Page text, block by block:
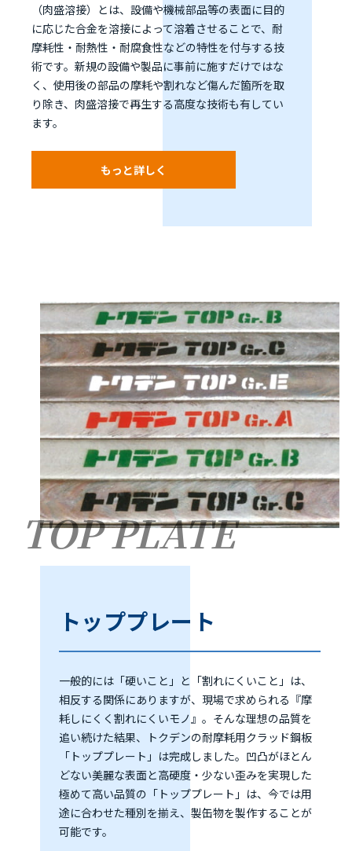
（肉盛溶接）とは、設備や機械部品等の表面に目的
に応じた合金を溶接によって溶着させることで、耐
摩耗性・耐熱性・耐腐食性などの特性を付与する技
術です。新規の設備や製品に事前に施すだけではな
く、使用後の部品の摩耗や割れなど傷んだ箇所を取
り除き、肉盛溶接で再生する高度な技術も有してい
ます。
もっと詳しく
TOP PLATE
トッププレート
一般的には「硬いこと」と「割れにくいこと」は、
相反する関係にありますが、現場で求められる『摩
耗しにくく割れにくいモノ』。そんな理想の品質を
追い続けた結果、トクデンの耐摩耗用クラッド鋼板
「トッププレート」は完成しました。凹凸がほとん
どない美麗な表面と高硬度・少ない歪みを実現した
極めて高い品質の「トッププレート」は、今では用
途に合わせた種別を揃え、製缶物を製作することが
可能です。